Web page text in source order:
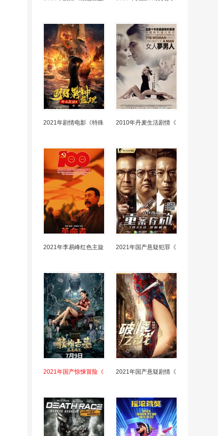
2021年剧情电影《特殊 2010年丹麦生活剧情《
2021年李易峰红色主旋 2021年国产悬疑犯罪《
2021年国产惊悚冒险《 2021年国产悬疑剧情《